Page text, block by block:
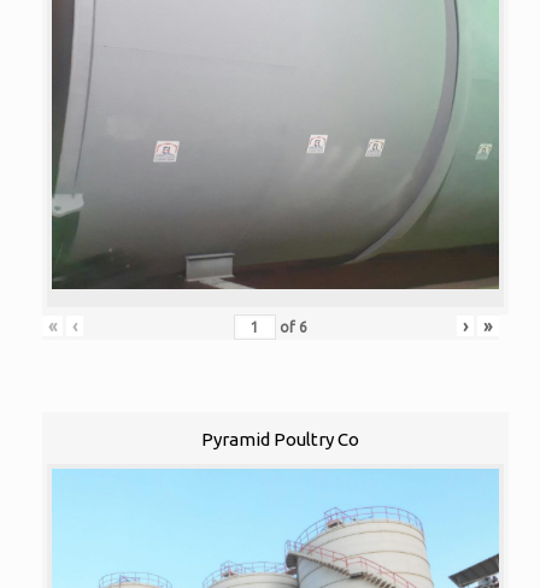
« ‹ of 6 › »
Pyramid Poultry Co